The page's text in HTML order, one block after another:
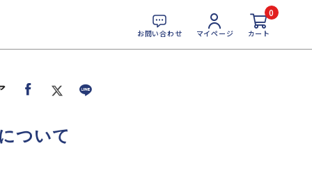
お問い合わせ マイページ
0
カート
ついて